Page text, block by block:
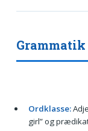
Ordklasse:
girl” og